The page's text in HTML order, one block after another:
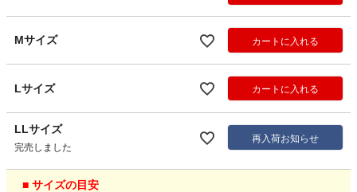
Mサイズ カートに入れる
Lサイズ カートに入れる
LLサイズ
完売しました
再入荷お知らせ
■ サイズの目安